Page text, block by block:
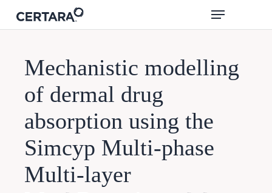
菜单
Mechanistic modelling
of dermal drug
absorption using the
Simcyp Multi-phase
Multi-layer